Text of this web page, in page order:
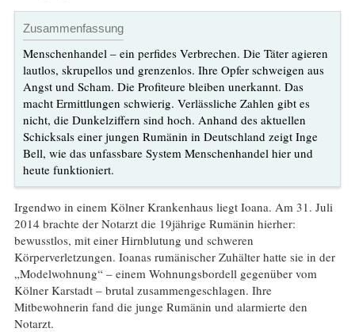
Zusammenfassung
Menschenhandel – ein perfides Verbrechen. Die Täter agieren
lautlos, skrupellos und grenzenlos. Ihre Opfer schweigen aus
Angst und Scham. Die Profiteure bleiben unerkannt. Das
macht Ermittlungen schwierig. Verlässliche Zahlen gibt es
nicht, die Dunkelziffern sind hoch. Anhand des aktuellen
Schicksals einer jungen Rumänin in Deutschland zeigt Inge
Bell, wie das unfassbare System Menschenhandel hier und
heute funktioniert.
Irgendwo in einem Kölner Krankenhaus liegt Ioana. Am 31. Juli
2014 brachte der Notarzt die 19jährige Rumänin hierher:
bewusstlos, mit einer Hirnblutung und schweren
Körperverletzungen. Ioanas rumänischer Zuhälter hatte sie in der
„Modelwohnung“ – einem Wohnungsbordell gegenüber vom
Kölner Karstadt – brutal zusammengeschlagen. Ihre
Mitbewohnerin fand die junge Rumänin und alarmierte den
Notarzt.